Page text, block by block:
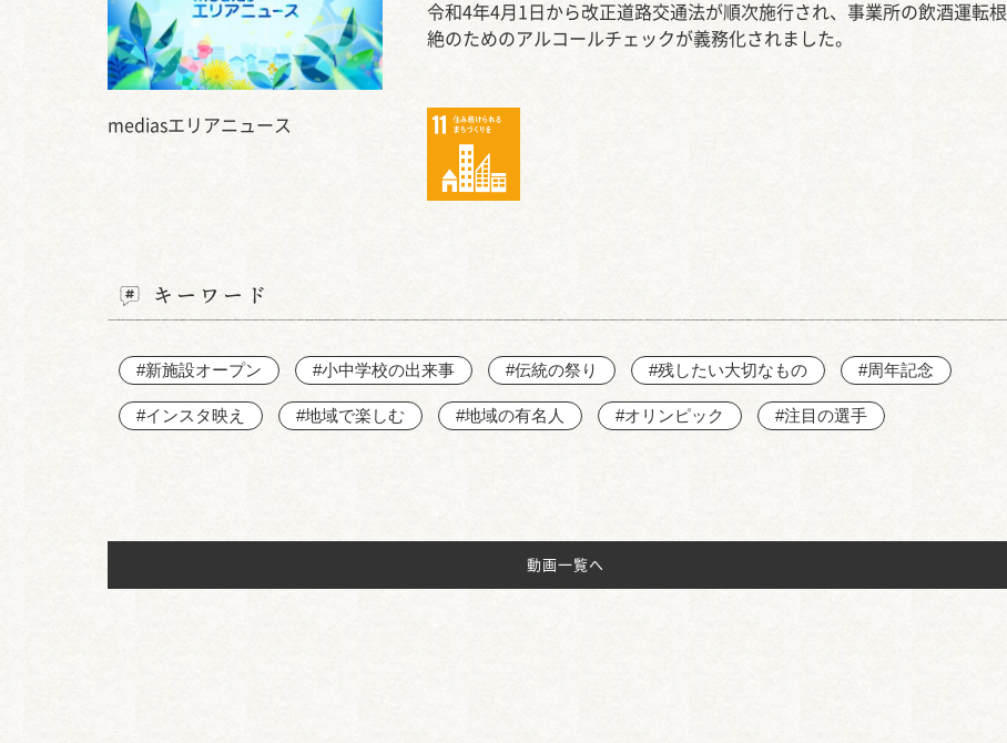
mediasエリアニュース
令和4年4月1日から改正道路交通法が順次施行され、事業所の飲酒運転根
絶のためのアルコールチェックが義務化されました。
キーワード
#新施設オープン #小中学校の出来事 #伝統の祭り #残したい大切なもの #周年記念
#インスタ映え #地域で楽しむ #地域の有名人 #オリンピック #注目の選手
動画一覧へ